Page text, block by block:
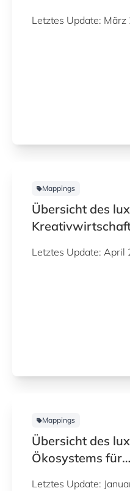
Letztes Update: März
Mappings
Übersicht des
Letztes Update: April
Mappings
Übersicht des
Ökosystems für
Letztes Update: